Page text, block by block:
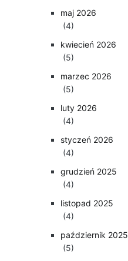
maj 2026
(4)
kwiecień 2026
(5)
marzec 2026
(5)
luty 2026
(4)
styczeń 2026
(4)
grudzień 2025
(4)
listopad 2025
(4)
październik 2025
(5)